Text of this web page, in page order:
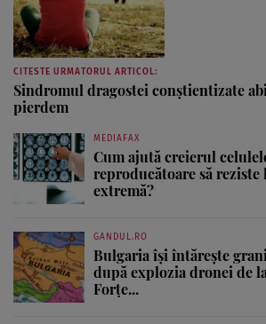
CITESTE URMATORUL ARTICOL:
Sindromul dragostei conştientizate
pierdem
MEDIAFAX
Cum ajută creierul
reproducătoare să reziste
extremă?
GANDUL.RO
Bulgaria își întărește
după explozia dronei de
Forțe...